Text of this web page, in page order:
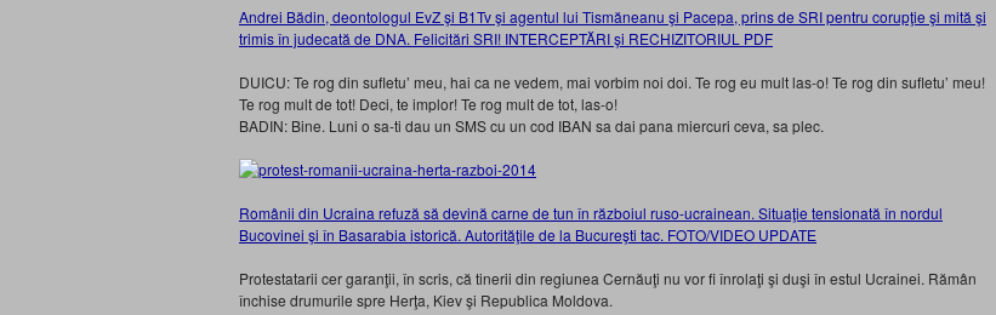
Andrei Bădin, deontologul EvZ şi B1Tv şi agentul lui Tismăneanu şi Pacepa, prins de SRI pentru corupţie şi mită şi
trimis în judecată de DNA. Felicitări SRI! INTERCEPTĂRI şi RECHIZITORIUL PDF
DUICU: Te rog din sufletu’ meu, hai ca ne vedem, mai vorbim noi doi. Te rog eu mult las-o! Te rog din sufletu’ meu!
Te rog mult de tot! Deci, te implor! Te rog mult de tot, las-o!
BADIN: Bine. Luni o sa-ti dau un SMS cu un cod IBAN sa dai pana miercuri ceva, sa plec.
Românii din Ucraina refuză să devină carne de tun în războiul ruso-ucrainean. Situaţie tensionată în nordul
Bucovinei şi în Basarabia istorică. Autorităţile de la Bucureşti tac. FOTO/VIDEO UPDATE
Protestatarii cer garanţii, în scris, că tinerii din regiunea Cernăuţi nu vor fi înrolaţi şi duşi în estul Ucrainei. Rămân
închise drumurile spre Herţa, Kiev şi Republica Moldova.